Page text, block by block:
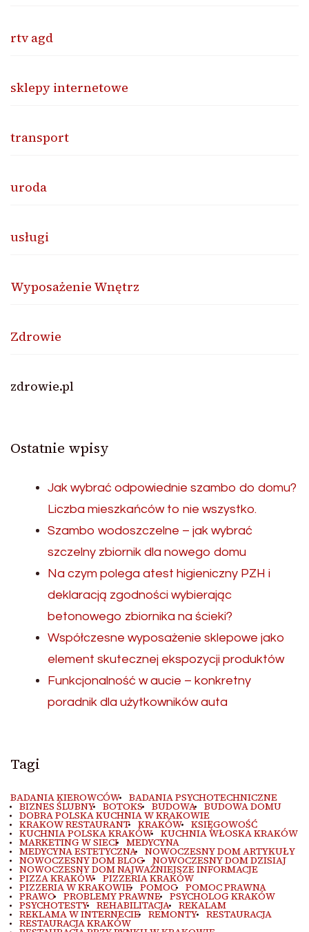
rtv agd
sklepy internetowe
transport
uroda
usługi
Wyposażenie Wnętrz
Zdrowie
zdrowie.pl
Ostatnie wpisy
Jak wybrać odpowiednie szambo do domu?
Liczba mieszkańców to nie wszystko.
Szambo wodoszczelne – jak wybrać
szczelny zbiornik dla nowego domu
Na czym polega atest higieniczny PZH i
deklaracją zgodności wybierając
betonowego zbiornika na ścieki?
Współczesne wyposażenie sklepowe jako
element skutecznej ekspozycji produktów
Funkcjonalność w aucie – konkretny
poradnik dla użytkowników auta
Tagi
BADANIA KIEROWCÓW BADANIA PSYCHOTECHNICZNE
BIZNES ŚLUBNY BOTOKS BUDOWA BUDOWA DOMU
DOBRA POLSKA KUCHNIA W KRAKOWIE
KRAKOW RESTAURANT KRAKÓW KSIĘGOWOŚĆ
KUCHNIA POLSKA KRAKÓW KUCHNIA WŁOSKA KRAKÓW
MARKETING W SIECI MEDYCYNA
MEDYCYNA ESTETYCZNA NOWOCZESNY DOM ARTYKUŁY
NOWOCZESNY DOM BLOG NOWOCZESNY DOM DZISIAJ
NOWOCZESNY DOM NAJWAŻNIEJSZE INFORMACJE
PIZZA KRAKÓW PIZZERIA KRAKÓW
PIZZERIA W KRAKOWIE POMOC POMOC PRAWNA
PRAWO PROBLEMY PRAWNE PSYCHOLOG KRAKÓW
PSYCHOTESTY REHABILITACJA REKALAM
REKLAMA W INTERNECIE REMONTY RESTAURACJA
RESTAURACJA KRAKÓW